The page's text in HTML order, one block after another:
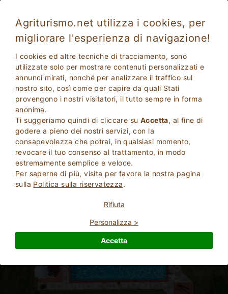
Agriturismo.net utilizza i cookies, per
migliorare l'esperienza di navigazione!
I cookies ed altre tecniche di tracciamento, sono
utilizzate solo per mostrare contenuti personalizzati e
annunci mirati, nonché per analizzare il traffico sul
nostro sito, così come per capire da quali Stati
provengono i nostri visitatori, il tutto sempre in forma
anonima.
Ti suggeriamo quindi di cliccare su Accetta, al fine di
godere a pieno dei nostri servizi, con la
consapevolezza che potrai, in qualsiasi momento,
revocare il tuo consenso al trattamento, in modo
estremamente semplice e veloce.
Per saperne di più, visita per favore la nostra pagina
sulla Politica sulla riservatezza.
Rifiuta
Personalizza >
Accetta
San Nicolo
Agriturismo
Pisa, Castelnuovo Val di Cecina(Mappa)
Prenotazione Immediata 16Posti Letto
PRENOTA
Eccellente
Maggiori Informazioni